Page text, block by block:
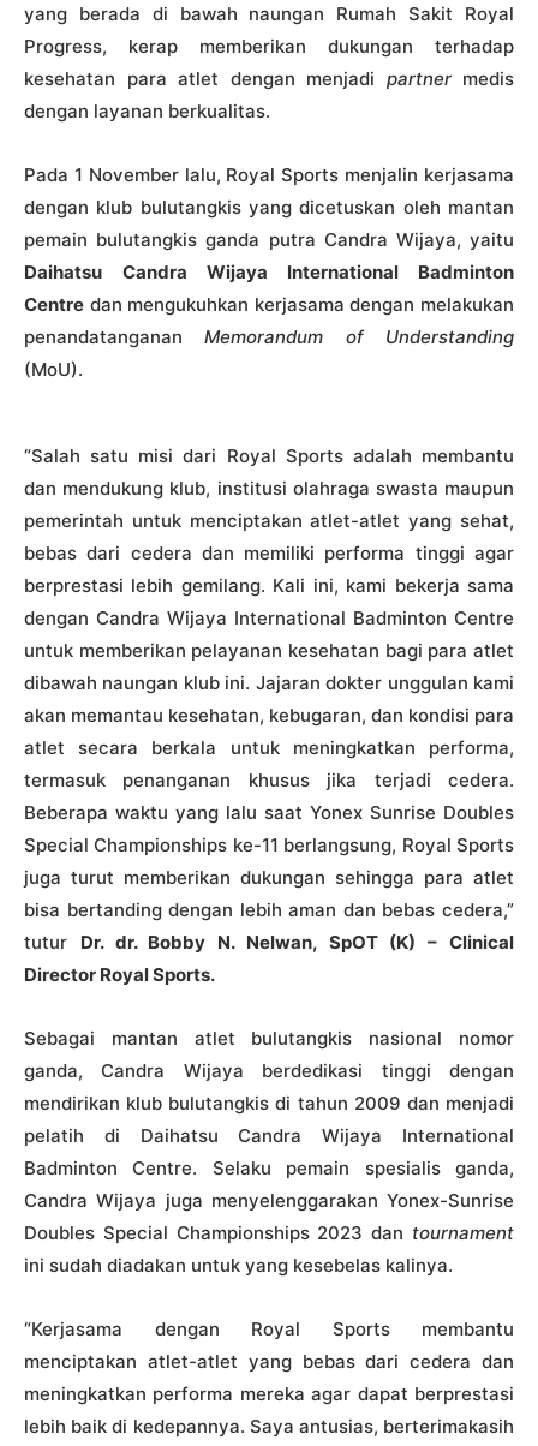
yang berada di bawah naungan Rumah Sakit Royal
Progress, kerap memberikan dukungan terhadap
kesehatan para atlet dengan menjadi partnermedis
dengan layanan berkualitas.
Pada 1 November lalu, Royal Sports menjalin kerjasama
dengan klub bulutangkis yang dicetuskan oleh mantan
pemain bulutangkis ganda putra Candra Wijaya, yaitu
Daihatsu
Candra Wijaya International Badminton
Centre dan mengukuhkan kerjasama dengan melakukan
penandatangananMemorandum of Understanding
(MoU).
“Salah satu misi dari Royal Sports adalah membantu
dan mendukung klub, institusi olahraga swasta maupun
pemerintah untuk menciptakan atlet-atlet yang sehat,
bebas dari cedera dan memiliki performa tinggi agar
berprestasi lebih gemilang. Kali ini, kami bekerja sama
dengan Candra Wijaya International Badminton Centre
untuk memberikan pelayanan kesehatan bagi para atlet
dibawah naungan klub ini. Jajaran dokter unggulan kami
akan memantau kesehatan, kebugaran, dan kondisi para
atlet secara berkala untuk meningkatkan performa,
termasuk penanganan khusus jika terjadi cedera.
Beberapa waktu yang lalu saat Yonex Sunrise Doubles
Special Championships ke-11 berlangsung, Royal Sports
juga turut memberikan dukungan sehingga para atlet
bisa bertanding dengan lebih aman dan bebas cedera,”
tutur Dr. dr. Bobby N. Nelwan, SpOT (K) – Clinical
Director Royal Sports.
Sebagai mantan atlet bulutangkis nasional nomor
ganda, Candra Wijaya berdedikasi tinggi dengan
mendirikan klub bulutangkis di tahun 2009 dan menjadi
pelatih di Daihatsu Candra Wijaya International
Badminton Centre. Selaku pemain spesialis ganda,
Candra Wijaya juga menyelenggarakan Yonex-Sunrise
Doubles Special Championships 2023 dan tournament
ini sudah diadakan untuk yang kesebelas kalinya.
“Kerjasama dengan Royal Sports membantu
menciptakan atlet-atlet yang bebas dari cedera dan
meningkatkan performa mereka agar dapat berprestasi
lebih baik di kedepannya. Saya antusias, berterimakasih